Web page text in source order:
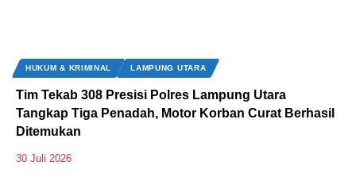
HUKUM & KRIMINAL LAMPUNG UTARA
Tim Tekab 308 Presisi Polres Lampung Utara
Tangkap Tiga Penadah, Motor Korban Curat Berhasil
Ditemukan
30 Juli 2026